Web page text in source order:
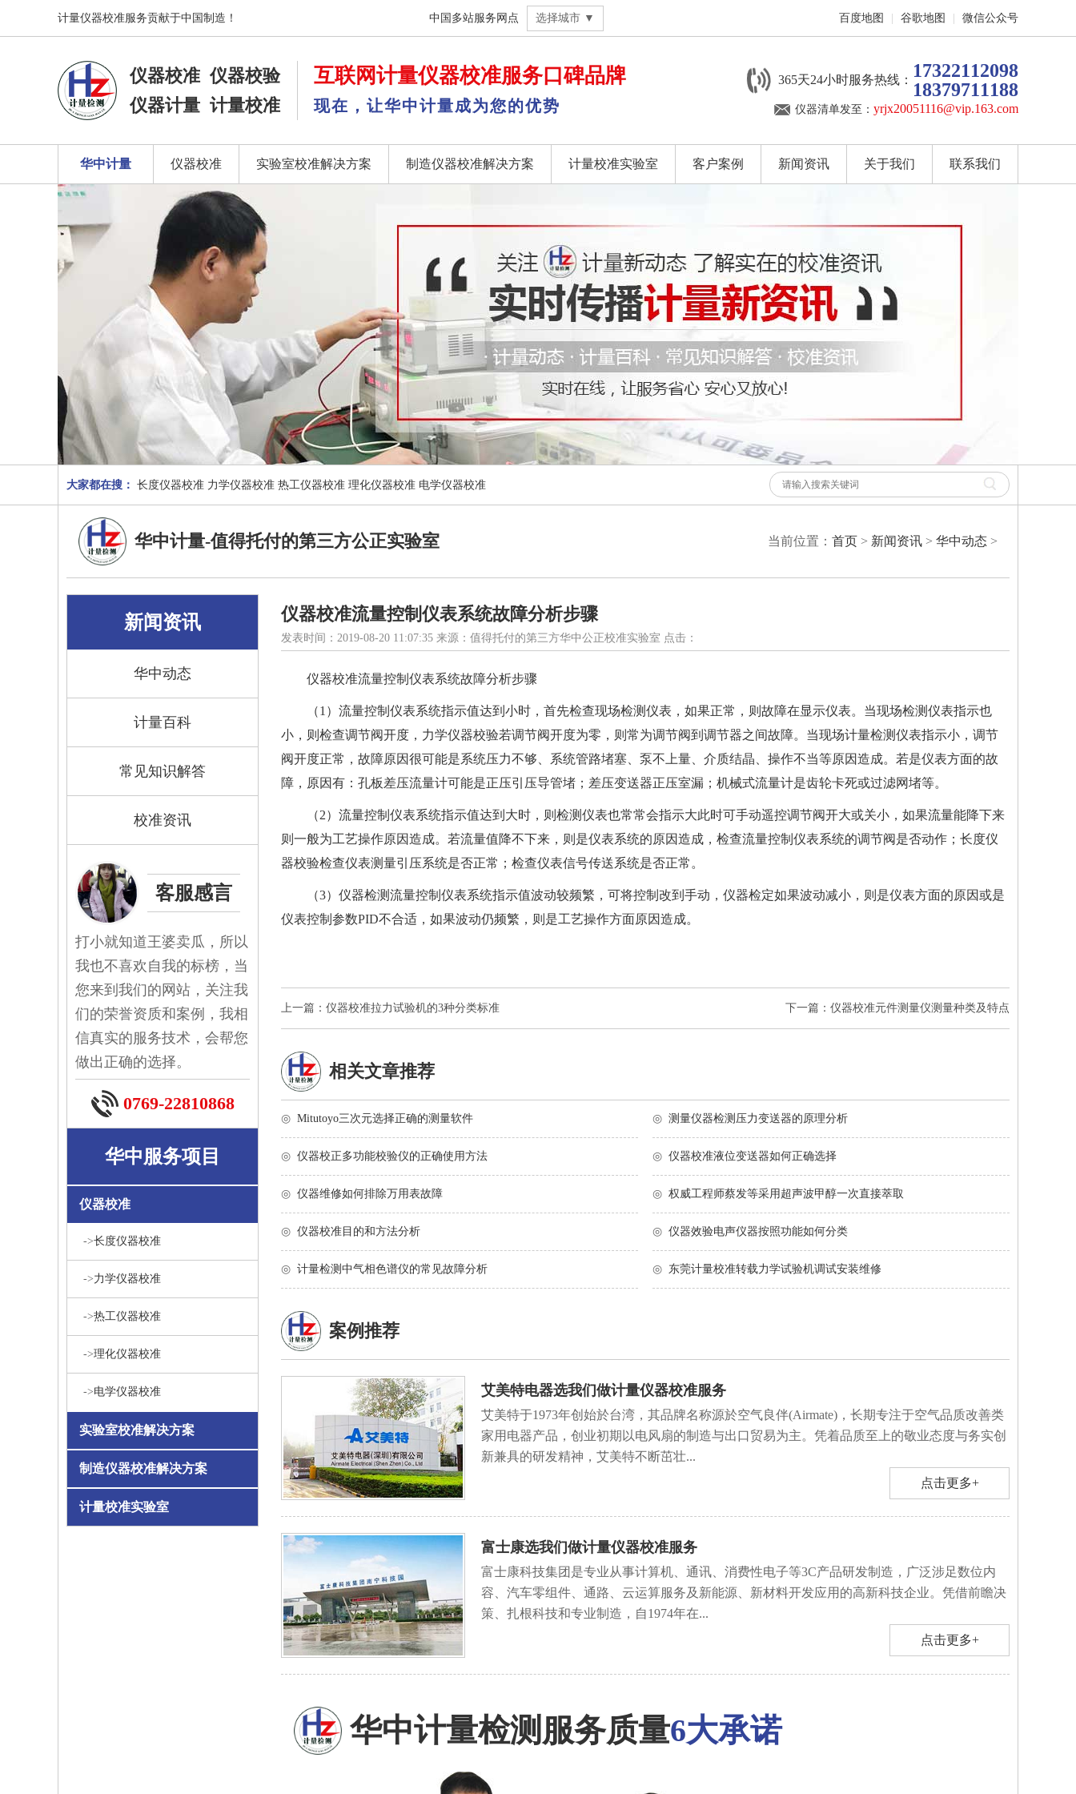
计量仪器校准服务贡献于中国制造！ 中国多站服务网点 选择城市 ▼ 百度地图 谷歌地图 微信公众号
仪器校准 仪器校验
仪器计量 计量校准
互联网计量仪器校准服务口碑品牌
现在，让华中计量成为您的优势
365天24小时服务热线： 17322112098
18379711188
仪器清单发至： yrjx20051116@vip.163.com
华中计量 仪器校准 实验室校准解决方案 制造仪器校准解决方案 计量校准实验室 客户案例 新闻资讯 关于我们 联系我们
大家都在搜： 长度仪器校准 力学仪器校准 热工仪器校准 理化仪器校准 电学仪器校准
当前位置： 首页 > 新闻资讯 > 华中动态 >
华中计量-值得托付的第三方公正实验室
新闻资讯
华中动态
计量百科
常见知识解答
校准资讯
客服感言
打小就知道王婆卖瓜，所以
我也不喜欢自我的标榜，当
您来到我们的网站，关注我
们的荣誉资质和案例，我相
信真实的服务技术，会帮您
做出正确的选择。
0769-22810868
华中服务项目
仪器校准
->长度仪器校准
->力学仪器校准
->热工仪器校准
->理化仪器校准
->电学仪器校准
实验室校准解决方案
制造仪器校准解决方案
计量校准实验室
仪器校准流量控制仪表系统故障分析步骤
发表时间：2019-08-20 11:07:35 来源：值得托付的第三方华中公正校准实验室 点击：
仪器校准流量控制仪表系统故障分析步骤
（1）流量控制仪表系统指示值达到小时，首先检查现场检测仪表，如果正常，则故障在显示仪表。当现场检测仪表指示也
小，则检查调节阀开度， 力学仪器校验若调节阀开度为零，则常为调节阀到调节器之间故障。当现场计量检测仪表指示小，调节
阀开度正常，故障原因很可能是系统压力不够、系统管路堵塞、泵不上量、介质结晶、操作不当等原因造成。若是仪表方面的故
障，原因有：孔板差压流量计可能是正压引压导管堵；差压变送器正压室漏；机械式流量计是齿轮卡死或过滤网堵等。
（2）流量控制仪表系统指示值达到大时，则检测仪表也常常会指示大此时可手动遥控调节阀开大或关小，如果流量能降下来
则一般为工艺操作原因造成。若流量值降不下来，则是仪表系统的原因造成，检查流量控制仪表系统的调节阀是否动作； 长度仪
器校验检查仪表测量引压系统是否正常；检查仪表信号传送系统是否正常。
（3）仪器检测流量控制仪表系统指示值波动较频繁，可将控制改到手动， 仪器检定如果波动减小，则是仪表方面的原因或是
仪表控制参数PID不合适，如果波动仍频繁，则是工艺操作方面原因造成。
下一篇：仪器校准元件测量仪测量种类及特点
上一篇：仪器校准拉力试验机的3种分类标准
相关文章推荐
◎ Mitutoyo三次元选择正确的测量软件 ◎ 测量仪器检测压力变送器的原理分析
◎ 仪器校正多功能校验仪的正确使用方法 ◎ 仪器校准液位变送器如何正确选择
◎ 仪器维修如何排除万用表故障 ◎ 权威工程师蔡发等采用超声波甲醇一次直接萃取
◎ 仪器校准目的和方法分析 ◎ 仪器效验电声仪器按照功能如何分类
◎ 计量检测中气相色谱仪的常见故障分析 ◎ 东莞计量校准转载力学试验机调试安装维修
案例推荐
艾美特电器选我们做计量仪器校准服务
艾美特于1973年创始於台湾，其品牌名称源於空气良伴(Airmate)，长期专注于空气品质改善类
家用电器产品，创业初期以电风扇的制造与出口贸易为主。凭着品质至上的敬业态度与务实创
新兼具的研发精神，艾美特不断茁壮...
点击更多+
富士康选我们做计量仪器校准服务
富士康科技集团是专业从事计算机、通讯、消费性电子等3C产品研发制造，广泛涉足数位内
容、汽车零组件、通路、云运算服务及新能源、新材料开发应用的高新科技企业。凭借前瞻决
策、扎根科技和专业制造，自1974年在...
点击更多+
华中计量检测服务质量6大承诺